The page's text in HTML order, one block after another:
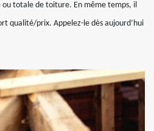
totale de toiture. En même temps, il
qualité/prix. Appelez-le dès aujourd’hui